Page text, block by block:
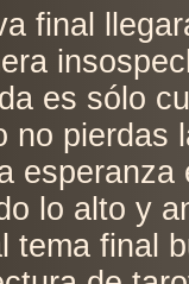
final
es sólo
no pierdas
esperanza
lo alto y
tema final